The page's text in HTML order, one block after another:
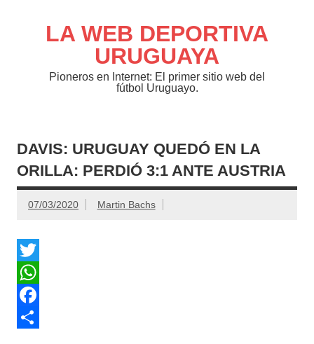
contenidoLA WEB DEPORTIVA
URUGUAYA
Pioneros en Internet: El primer sitio web del
fútbol Uruguayo.
DAVIS: URUGUAY QUEDÓ EN LA
ORILLA: PERDIÓ 3:1 ANTE AUSTRIA
07/03/2020 Martin Bachs
T
w
W
hF